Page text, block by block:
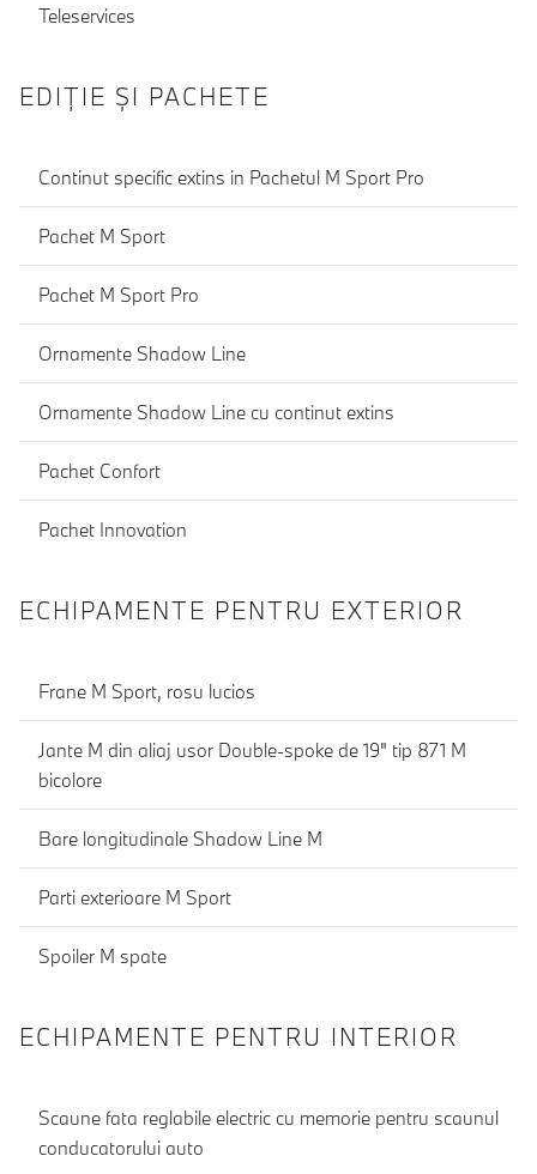
Teleservices
EDIŢIE ŞI PACHETE
Continut specific extins in Pachetul M Sport Pro
Pachet M Sport
Pachet M Sport Pro
Ornamente Shadow Line
Ornamente Shadow Line cu continut extins
Pachet Confort
Pachet Innovation
ECHIPAMENTE PENTRU EXTERIOR
Frane M Sport, rosu lucios
Jante M din aliaj usor Double-spoke de 19" tip 871 M
bicolore
Bare longitudinale Shadow Line M
Parti exterioare M Sport
Spoiler M spate
ECHIPAMENTE PENTRU INTERIOR
Scaune fata reglabile electric cu memorie pentru scaunul
conducatorului auto